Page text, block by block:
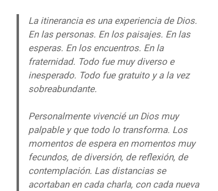
La itinerancia es una experiencia de Dios.
En las personas. En los paisajes. En las
esperas. En los encuentros. En la
fraternidad. Todo fue muy diverso e
inesperado. Todo fue gratuito y a la vez
sobreabundante.
Personalmente vivencié un Dios muy
palpable y que todo lo transforma. Los
momentos de espera en momentos muy
fecundos, de diversión, de reflexión, de
contemplación. Las distancias se
acortaban en cada charla, con cada nueva